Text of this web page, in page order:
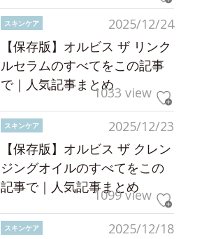
2025/12/24
スキンケア
【保存版】オルビス ザ リンク
ルセラムのすべてをこの記事
で｜人気記事まとめ1033 view
2025/12/23
スキンケア
【保存版】オルビス ザ クレン
ジングオイルのすべてをこの
記事で｜人気記事まとめ
1099 view
2025/12/18
スキンケア